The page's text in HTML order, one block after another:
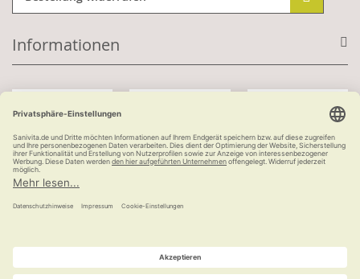
Informationen
Kauf auf Rechnung
versandkostenfrei